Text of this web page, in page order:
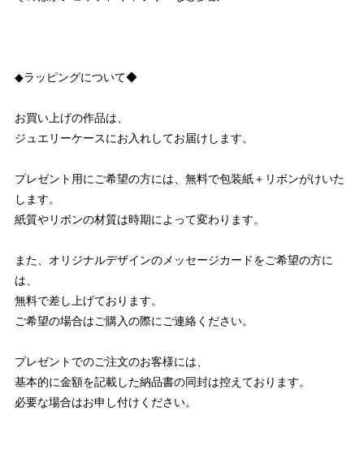
◆ラッピングについて◆
お買い上げの作品は、
ジュエリーケースにお入れしてお届けします。
プレゼント用にご希望の方には、無料で包装紙＋リボンがけいた
します。
紙質やリボンの材質は時期によって変わります。
また、オリジナルデザインのメッセージカードをご希望の方に
は、
無料で差し上げております。
ご希望の場合はご購入の際にご連絡ください。
プレゼントでのご注文のお客様には、
基本的に金額を記載した納品書の同封は控えております。
必要な場合はお申し付けください。